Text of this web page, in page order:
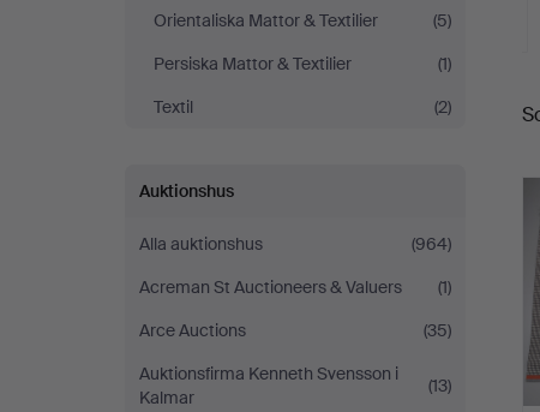
Stockholms
Auktionsverk
Orientaliska Mattor & Textilier
(5)
Persiska Mattor & Textilier
(1)
Textil
(2)
Auktionshus
Alla auktionshus
(964)
Acreman St Auctioneers & Valuers
(1)
Arce Auctions
(35)
Auktionsfirma Kenneth Svensson i
Kalmar
(13)